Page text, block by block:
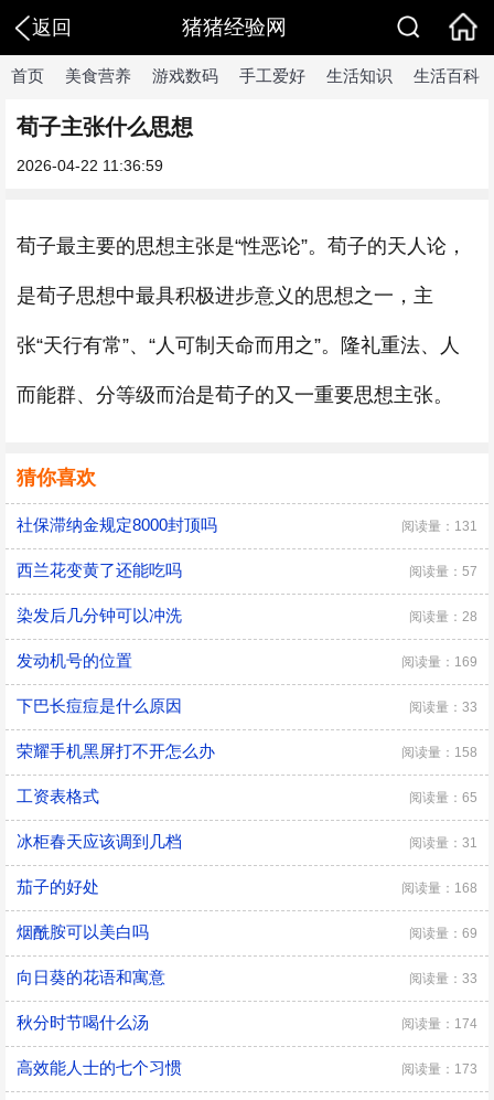
返回 猪猪经验网
首页 美食营养 游戏数码 手工爱好 生活知识 生活百科
荀子主张什么思想
2026-04-22 11:36:59
荀子最主要的思想主张是“性恶论”。荀子的天人论，
是荀子思想中最具积极进步意义的思想之一，主
张“天行有常”、“人可制天命而用之”。隆礼重法、人
而能群、分等级而治是荀子的又一重要思想主张。
猜你喜欢
社保滞纳金规定8000封顶吗 阅读量：131
西兰花变黄了还能吃吗 阅读量：57
染发后几分钟可以冲洗 阅读量：28
发动机号的位置 阅读量：169
下巴长痘痘是什么原因 阅读量：33
荣耀手机黑屏打不开怎么办 阅读量：158
工资表格式 阅读量：65
冰柜春天应该调到几档 阅读量：31
茄子的好处 阅读量：168
烟酰胺可以美白吗 阅读量：69
向日葵的花语和寓意 阅读量：33
秋分时节喝什么汤 阅读量：174
高效能人士的七个习惯 阅读量：173